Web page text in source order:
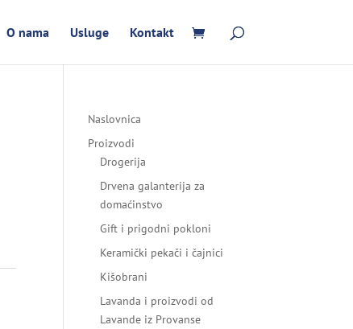
O nama Usluge Kontakt
Naslovnica
Proizvodi
Drogerija
Drvena galanterija za
domaćinstvo
Gift i prigodni pokloni
Keramički pekači i čajnici
Kišobrani
Lavanda i proizvodi od
Lavande iz Provanse